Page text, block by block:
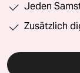
Jeden
Zusätzlich